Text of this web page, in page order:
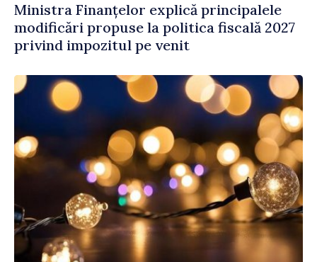
Ministra Finanțelor explică principalele
modificări propuse la politica fiscală 2027
privind impozitul pe venit